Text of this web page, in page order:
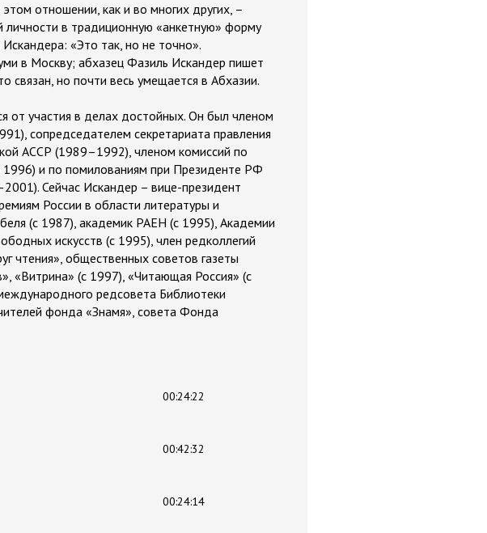
отношении, как и во многих других, –
в традиционную «анкетную» форму
«Это так, но не точно».
в Москву; абхазец Фазиль Искандер пишет
связан, но почти весь умещается в Абхазии.
от участия в делах достойных. Он был членом
сопредседателем секретариата правления
АССР (1989–1992), членом комиссий по
и по помилованиям при Президенте РФ
Сейчас Искандер – вице-президент
России в области литературы и
(с 1987), академик РАЕН (с 1995), Академии
искусств (с 1995), член редколлегий
чтения», общественных советов газеты
«Витрина» (с 1997), «Читающая Россия» (с
редсовета Библиотеки
фонда «Знамя», совета Фонда
00:24:22
00:42:32
00:24:14